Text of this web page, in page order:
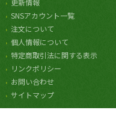
更新情報
SNSアカウント一覧
注文について
個人情報について
特定商取引法に関する表示
リンクポリシー
お問い合わせ
サイトマップ